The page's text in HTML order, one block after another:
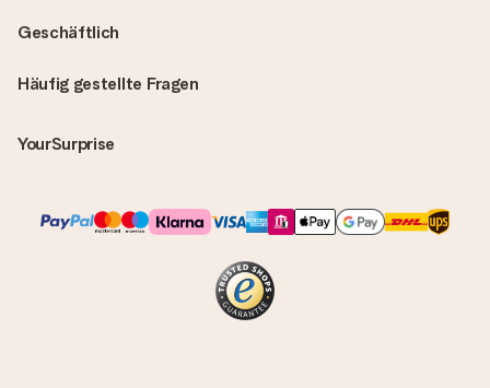
Häufig gestellte Fragen
YourSurprise
Geschäftlich